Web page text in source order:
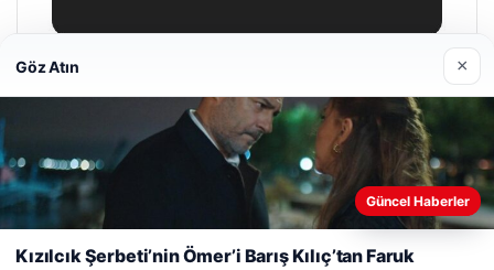
Web sitemizi nasıl kullandığınızı daha iyi anlayabilmek,
deneyiminizi kişiselleştirmek ve geliştirmek amacıyla çerezler
kullanıyoruz.
Çerez Politikamız
Göz Atın ×
Güncel Haberler
Kızılcık Şerbeti’nin Ömer’i Barış Kılıç’tan Faruk